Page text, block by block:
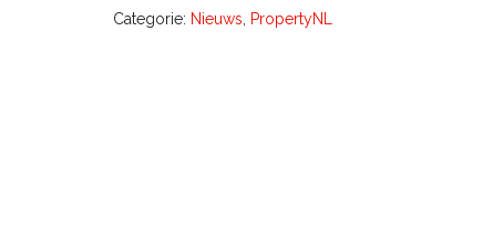
Categorie: Nieuws PropertyNL